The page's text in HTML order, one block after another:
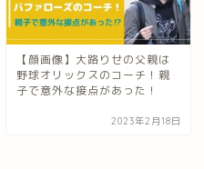
【顔画像】大路りせの父親は
野球オリックスのコーチ！親
子で意外な接点があった！
2023年2月18日